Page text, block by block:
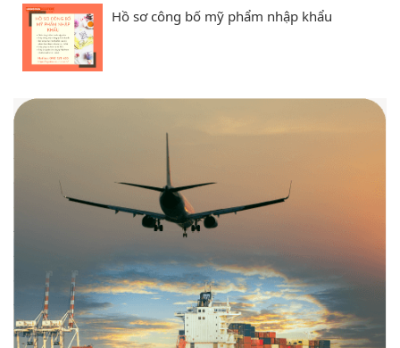
Hồ sơ công bố mỹ phẩm nhập khẩu